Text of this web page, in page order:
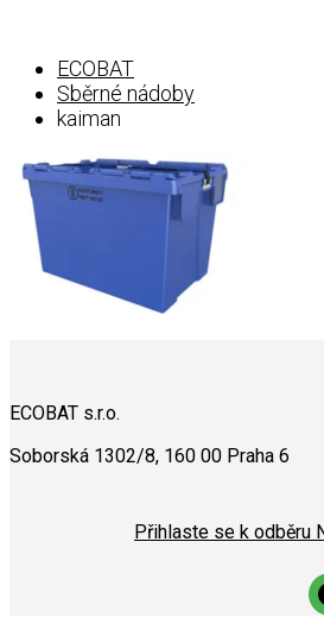
ECOBAT
Sběrné nádoby
kaiman
ECOBAT s.r.o.
Soborská 1302/8, 160 00 Praha 6
Přihlaste se k odběru